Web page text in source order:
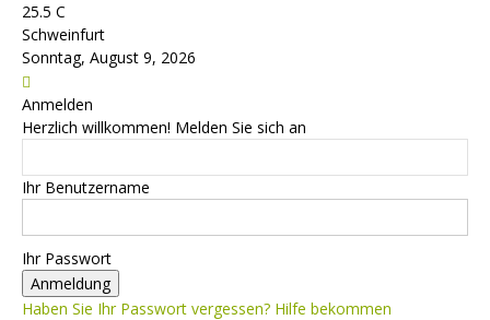
25.5 C
Schweinfurt
Sonntag, August 9, 2026
Anmelden
Herzlich willkommen! Melden Sie sich an
Ihr Benutzername
Ihr Passwort
Haben Sie Ihr Passwort vergessen? Hilfe bekommen